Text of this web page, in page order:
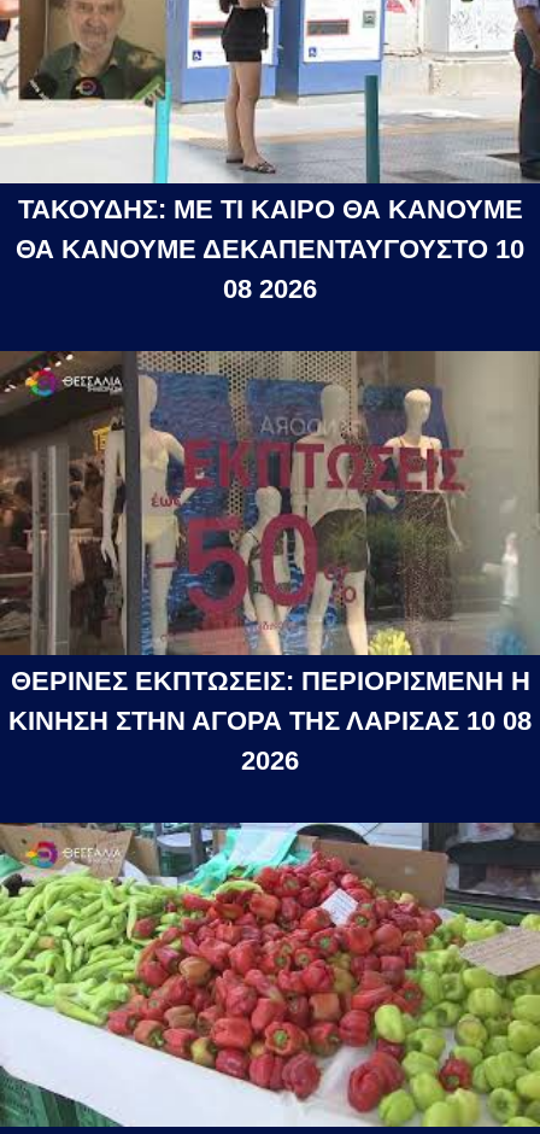
ΤΑΚΟΥΔΗΣ: ΜΕ ΤΙ ΚΑΙΡΟ ΘΑ ΚΑΝΟΥΜΕ
ΘΑ ΚΑΝΟΥΜΕ ΔΕΚΑΠΕΝΤΑΥΓΟΥΣΤΟ 10
08 2026
ΘΕΡΙΝΕΣ ΕΚΠΤΩΣΕΙΣ: ΠΕΡΙΟΡΙΣΜΕΝΗ Η
ΚΙΝΗΣΗ ΣΤΗΝ ΑΓΟΡΑ ΤΗΣ ΛΑΡΙΣΑΣ 10 08
2026